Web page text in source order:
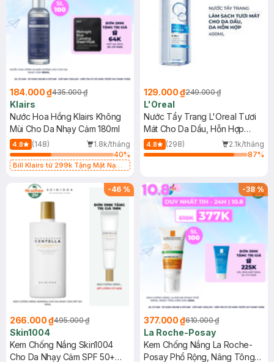
Phạm văn tháp
Áo Polo Nam Synctives Regular Fit, Pique Cotton - CMPO0008
hiện đã có tại Hasaki với 7 màu sắc và dải size từ XS-XXL:
2026-06-19 Thích0
Hasaki
Dạ chào bạn, để Hasaki hỗ trợ kiểm tra đổi size sản phẩm,
mình vui lòng cung cấp thêm thông tin sản phẩm và size mình
muốn đổi giúp Hasaki nha. Mình có thể nhắn trực tiếp tại kênh
chat này, liên hệ hotline hoặc mang sản phẩm đến cửa hàng
Hasaki gần nhất để nhân viên kiểm tra và hỗ trợ theo chính
sách nha
2026-06-19Thích0
184.000 ₫435.000 ₫
Klairs
Nước Hoa Hồng Klairs Không
Mùi Cho Da Nhạy Cảm 180ml
4.8 (148)
1.8k/tháng
40%
Bill Klairs từ 299k Tặng Mặt Nạ
25ml (SL Có Hạn)
129.000 ₫249.000 ₫
L'Oreal
Nước Tẩy Trang L'Oreal Tươi
Mát Cho Da Dầu, Hỗn Hợp
400ml
4.8 (298)
2.1k/tháng
87%
-46 %
266.000 ₫495.000 ₫
Skin1004
Kem Chống Nắng Skin1004
Cho Da Nhạy Cảm SPF 50+
-38%
377.000 ₫610.000 ₫
La Roche-Posay
Kem Chống Nắng La Roche-
Posay Phổ Rộng, Nâng Tông